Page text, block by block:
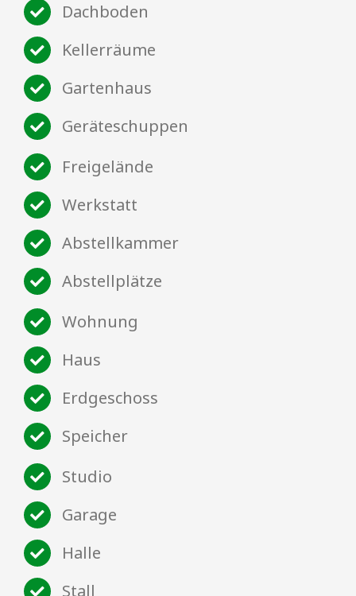
Dachboden
Kellerräume
Gartenhaus
Geräteschuppen
Freigelände
Werkstatt
Abstellkammer
Abstellplätze
Wohnung
Haus
Erdgeschoss
Speicher
Studio
Garage
Halle
Stall